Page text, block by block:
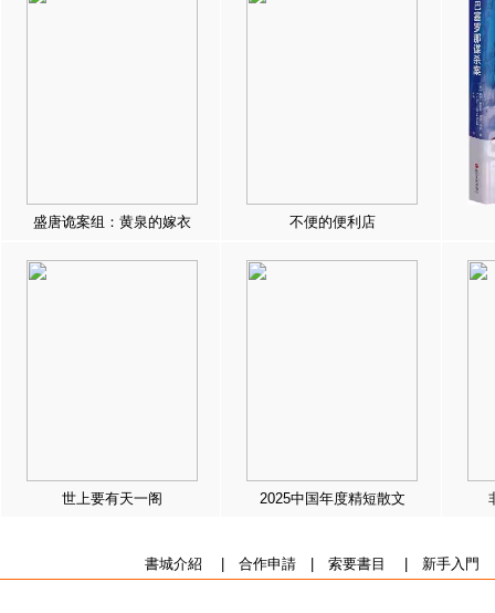
盛唐诡案组：黄泉的嫁衣 不便的便利店
世上要有天一阁 2025中国年度精短散文
書城介紹 合作申請| 索要書目 新手入門